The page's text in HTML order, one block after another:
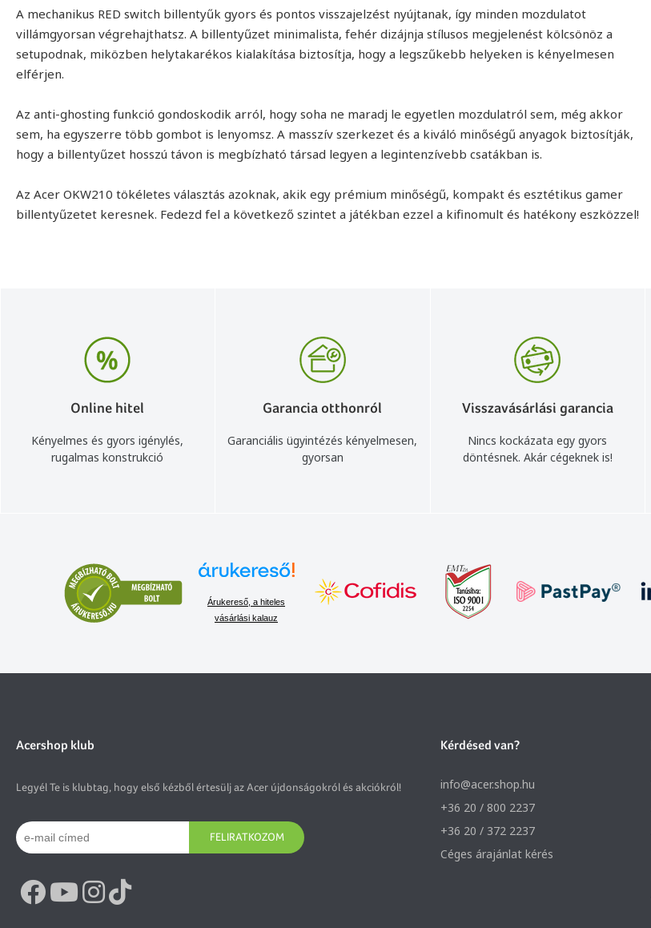
A mechanikus RED switch billentyűk gyors és pontos visszajelzést nyújtanak, így minden mozdulatot
villámgyorsan végrehajthatsz. A billentyűzet minimalista, fehér dizájnja stílusos megjelenést kölcsönöz a
setupodnak, miközben helytakarékos kialakítása biztosítja, hogy a legszűkebb helyeken is kényelmesen
elférjen.
Az anti-ghosting funkció gondoskodik arról, hogy soha ne maradj le egyetlen mozdulatról sem, még akkor
sem, ha egyszerre több gombot is lenyomsz. A masszív szerkezet és a kiváló minőségű anyagok biztosítják,
hogy a billentyűzet hosszú távon is megbízható társad legyen a legintenzívebb csatákban is.
Az Acer OKW210 tökéletes választás azoknak, akik egy prémium minőségű, kompakt és esztétikus gamer
billentyűzetet keresnek. Fedezd fel a következő szintet a játékban ezzel a kifinomult és hatékony eszközzel!
Online hitel
Kényelmes és gyors igénylés,
rugalmas konstrukció
Garancia otthonról
Garanciális ügyintézés kényelmesen,
gyorsan
Visszavásárlási garancia
Nincs kockázata egy gyors
döntésnek. Akár cégeknek is!
Árukereső, a hiteles
vásárlási kalauz
Acershop klub
Legyél Te is klubtag, hogy első kézből értesülj az Acer újdonságokról és akciókról!
FELIRATKOZOM
Kérdésed van?
info@acer.shop.hu
+36 20 / 800 2237
+36 20 / 372 2237
Céges árajánlat kérés